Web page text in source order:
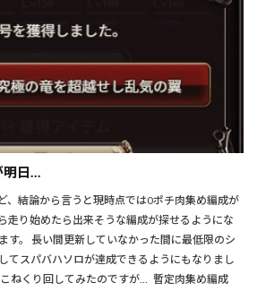
明日…
、結論から言うと現時点では0ポチ肉集め編成が
走り始めたら出来そうな編成が探せるようにな
す。 長い間更新していなかった間に最低限のシ
てスパバハソロが達成できるようにもなりまし
ねくり回してみたのですが… 暫定肉集め編成